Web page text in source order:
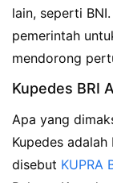
lain, seperti
pemerintah
mendorong
Kupedes BRI
Apa yang
Kupedes
disebut KUPRA